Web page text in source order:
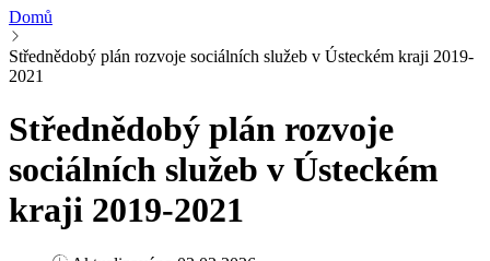
Domů
Střednědobý plán rozvoje sociálních služeb v Ústeckém kraji 2019-
2021
Střednědobý plán rozvoje
sociálních služeb v Ústeckém
kraji 2019-2021